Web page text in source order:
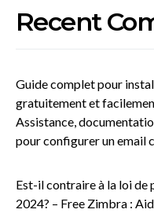
Recent
Guide complet pour
gratuitement et
Assistance,
pour configurer un email
Est-il contraire à la loi
2024? – Free Zimbra :